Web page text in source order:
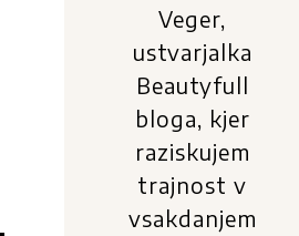
Veger,
ustvarjalka
Beautyfull
bloga, kjer
raziskujem
trajnost v
vsakdanjem